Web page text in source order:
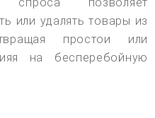
спроса позволяет
или удалять товары из
простои или
на бесперебойную